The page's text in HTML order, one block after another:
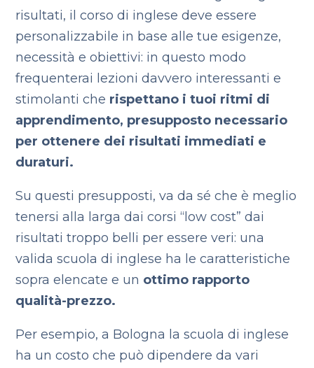
risultati, il corso di inglese deve essere
personalizzabile in base alle tue esigenze,
necessità e obiettivi: in questo modo
frequenterai lezioni davvero interessanti e
stimolanti che rispettano i tuoi ritmi di
apprendimento, presupposto necessario
per ottenere dei risultati immediati e
duraturi.
Su questi presupposti, va da sé che è meglio
tenersi alla larga dai corsi “low cost” dai
risultati troppo belli per essere veri: una
valida scuola di inglese ha le caratteristiche
sopra elencate e un ottimo rapporto
qualità-prezzo.
Per esempio, a Bologna la scuola di inglese
ha un costo che può dipendere da vari